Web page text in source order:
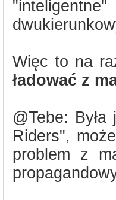
Więc to na
ładować z
@Tebe:
Riders",
problem z